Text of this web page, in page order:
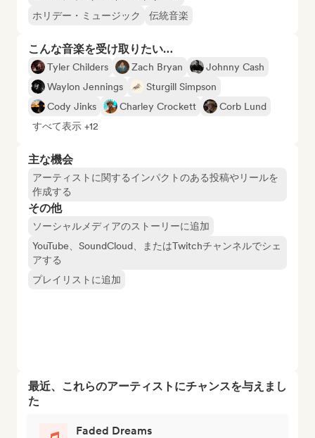
ホリデー・ミュージック
伝統音楽
こんな音楽を受け取りたい…
Tyler Childers Zach Bryan
Johnny Cash
Waylon Jennings
Sturgill Simpson
Cody Jinks
Charley Crockett
Corb Lund
すべて表示 +12
主な機会
アーティストに関するインパクトのある投稿やリールを
作成する
その他
ソーシャルメディアのストーリーに追加
YouTube、SoundCloud、またはTwitchチャンネルでシェ
アする
プレイリストに追加
最近、これらのアーティストにチャンスを与えまし
た
Faded Dreams